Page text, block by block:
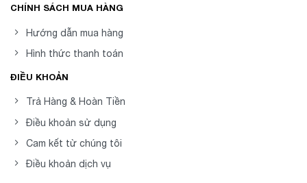
CHÍNH SÁCH MUA HÀNG
Hướng dẫn mua hàng
Hình thức thanh toán
ĐIỀU KHOẢN
Trả Hàng & Hoàn Tiền
Điều khoản sử dụng
Cam kết từ chúng tôi
Điều khoản dịch vụ